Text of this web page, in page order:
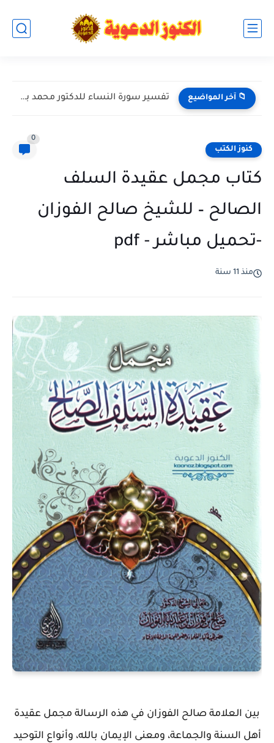
📁 آخر المواضيع تفسير سورة النساء للدكتور محمد بن عبد العزيز الخضيري حفظه...
كنوز الكتب
0
كتاب مجمل عقيدة السلف
الصالح – للشيخ صالح الفوزان
-تحميل مباشر - pdf
منذ 11 سنة
بين العلامة صالح الفوزان في هذه الرسالة مجمل عقيدة
أهل السنة والجماعة، ومعنى الإيمان بالله، وأنواع التوحيد